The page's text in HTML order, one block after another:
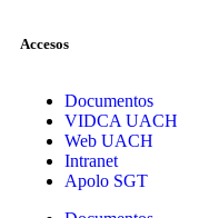
Accesos
Documentos
VIDCA UACH
Web UACH
Intranet
Apolo SGT